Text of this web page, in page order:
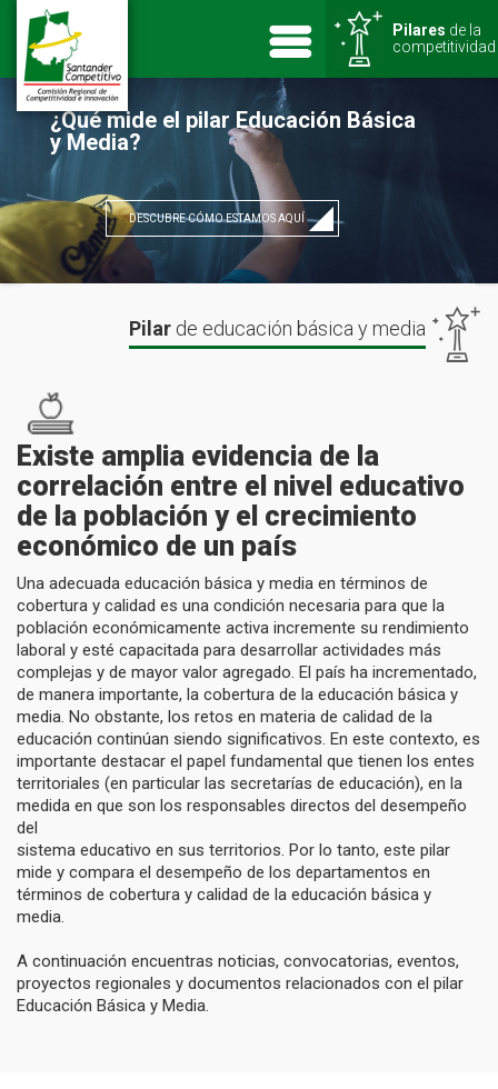
¿Qué mide el pilar Educación Básica
y Media?
DESCUBRE CÓMO ESTAMOS AQUÍ
Pilares de la
competitividad
Pilar de educación básica y media
Existe amplia evidencia de la
correlación entre el nivel educativo
de la población y el crecimiento
económico de un país
Una adecuada educación básica y media en términos de
cobertura y calidad es una condición necesaria para que la
población económicamente activa incremente su rendimiento
laboral y esté capacitada para desarrollar actividades más
complejas y de mayor valor agregado. El país ha incrementado,
de manera importante, la cobertura de la educación básica y
media. No obstante, los retos en materia de calidad de la
educación continúan siendo significativos. En este contexto, es
importante destacar el papel fundamental que tienen los entes
territoriales (en particular las secretarías de educación), en la
medida en que son los responsables directos del desempeño
del
sistema educativo en sus territorios. Por lo tanto, este pilar
mide y compara el desempeño de los departamentos en
términos de cobertura y calidad de la educación básica y
media.
A continuación encuentras noticias, convocatorias, eventos,
proyectos regionales y documentos relacionados con el pilar
Educación Básica y Media.